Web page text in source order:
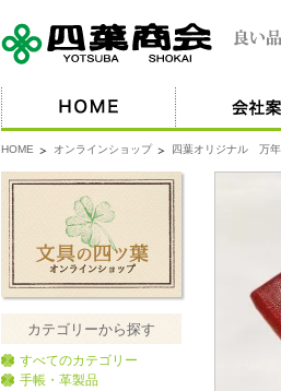
HOME オンラインショップ 四葉オリジナル 万
カテゴリーから探す
すべてのカテゴリー
手帳・革製品